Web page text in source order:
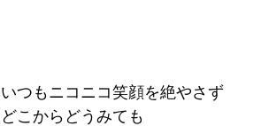
いつもニコニコ笑顔を絶やさず
どこからどうみても